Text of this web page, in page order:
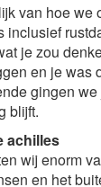
van hoe we
je zou
en je was
gingen
blijft.
achilles
wij enorm
en het